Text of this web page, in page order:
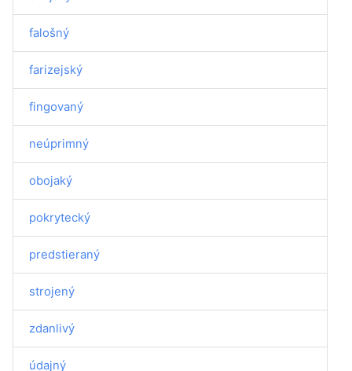
falošný
farizejský
fingovaný
neúprimný
obojaký
pokrytecký
predstieraný
strojený
zdanlivý
údajný